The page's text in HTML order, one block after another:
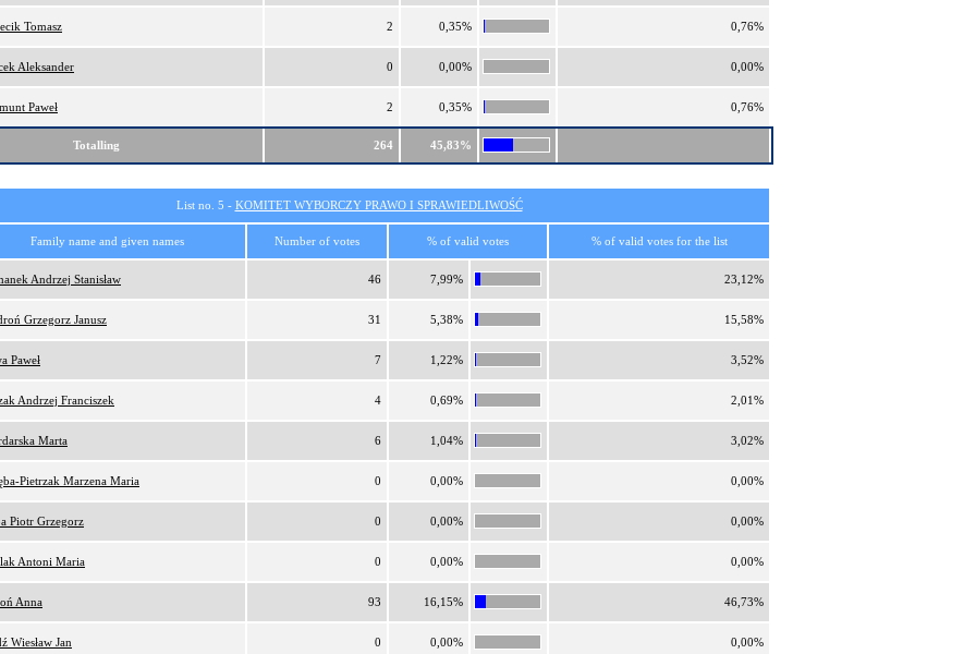
Tomasz 2 0,35% 0,76%
Aleksander 0 0,00% 0,00%
Paweł 2 0,35% 0,76%
Totalling 264 45,83%
List no. 5 - KOMITET WYBORCZY PRAWO I SPRAWIEDLIWOŚĆ
Family name and given names Number of votes % of valid votes % of valid votes for the list
Andrzej Stanisław 46 7,99% 23,12%
Grzegorz Janusz 31 5,38% 15,58%
Paweł 7 1,22% 3,52%
Andrzej Franciszek 4 0,69% 2,01%
Marta 6 1,04% 3,02%
Pietrzak Marzena Maria 0 0,00% 0,00%
Piotr Grzegorz 0 0,00% 0,00%
Antoni Maria 0 0,00% 0,00%
Anna 93 16,15% 46,73%
Wiesław Jan 0 0,00% 0,00%